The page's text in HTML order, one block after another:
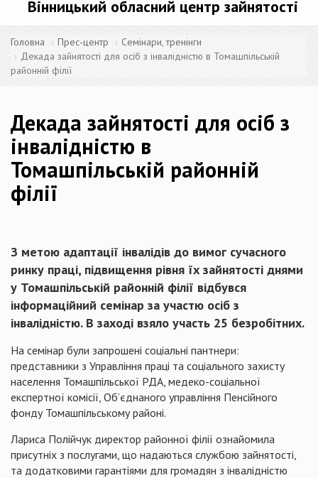
Вінницький обласний центр зайнятості
Головна Прес-центр
Семінари, тренінги
Декада зайнятості для осіб з інвалідністю в Томашпільській
районній філії
Декада зайнятості для осіб з
інвалідністю в
Томашпільській районній
філії
З метою адаптації інвалідів до вимог сучасного
ринку праці, підвищення рівня їх зайнятості днями
у Томашпільській районній філії відбувся
інформаційний семінар за участю осіб з
інвалідністю. В заході взяло участь 25 безробітних.
На семінар були запрошені соціальні пантнери:
представники з Управління праці та соціального захисту
населення Томашпільської РДА, медеко-соціальної
експертної комісії, Об’єднаного управління Пенсійного
фонду Томашпільському районі.
Лариса Полійчук директор районної філії ознайомила
присутніх з послугами, що надаються службою зайнятості,
та додатковими гарантіями для громадян з інвалідністю